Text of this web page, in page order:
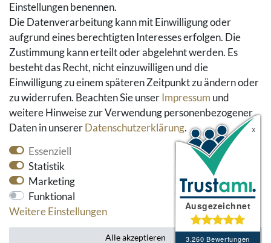
Social Media
Facebook
Instagram
Pinterest
Youtube
Houzz
* alle Preise inkl. gesetzlicher Mehrwertsteuer und
zzgl. Versandkosten
Einstellungen benennen.
Die Datenverarbeitung kann mit Einwilligung oder
aufgrund eines berechtigten Interesses erfolgen. Die
Zustimmung kann erteilt oder abgelehnt werden. Es
besteht das Recht, nicht einzuwilligen und die
Einwilligung zu einem späteren Zeitpunkt zu ändern oder
zu widerrufen. Beachten Sie unserImpressum und
weitere Hinweise zur Verwendung personenbezogener
Daten in unsererDaten­schutz­erklärung.
Essenziell
Statistik
Marketing
Funktional
Weitere Einstellungen
Alle akzeptieren